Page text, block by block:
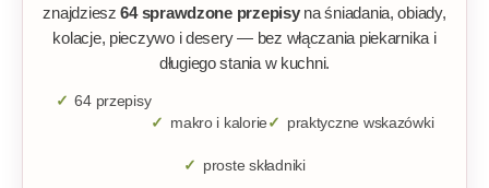
znajdziesz64 sprawdzone przepisyna śniadania, obiady,
kolacje, pieczywo i desery — bez włączania piekarnika i
długiego stania w kuchni.
64 przepisy
makro i kalorie
praktyczne wskazówki
proste składniki